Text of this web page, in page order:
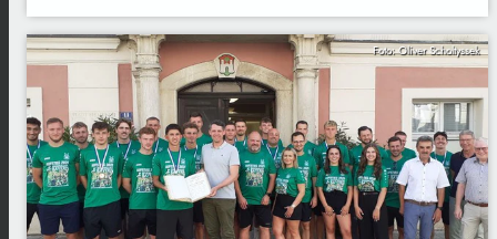
Foto: Oliver Scholtyssek